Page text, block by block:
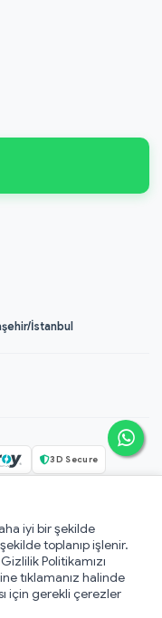
İstanbul
3D Secure
birlikte ile hazırlandı.
iyi bir şekilde
toplanıp işlenir.
Politikamızı
tıklamanız halinde
için gerekli çerezler